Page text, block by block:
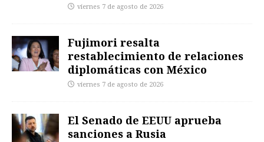
viernes 7 de agosto de 2026
Fujimori resalta
restablecimiento de relaciones
diplomáticas con México
viernes 7 de agosto de 2026
El Senado de EEUU aprueba
sanciones a Rusia